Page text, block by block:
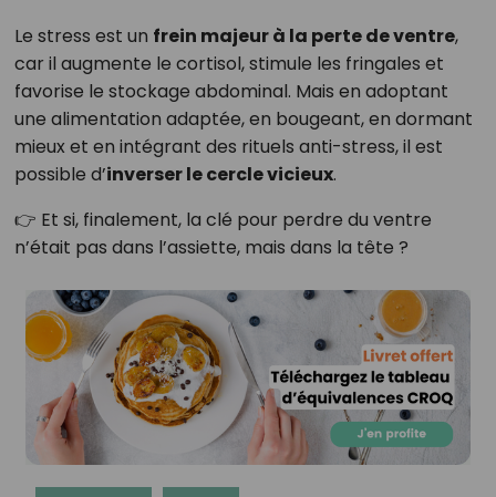
Le stress est un frein majeur à la perte de ventre,
car il augmente le cortisol, stimule les fringales et
favorise le stockage abdominal. Mais en adoptant
une alimentation adaptée, en bougeant, en dormant
mieux et en intégrant des rituels anti-stress, il est
possible d’inverser le cercle vicieux.
👉 Et si, finalement, la clé pour perdre du ventre
n’était pas dans l’assiette, mais dans la tête ?